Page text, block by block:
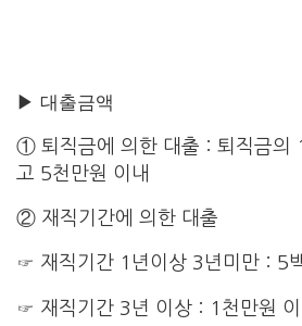
▶ 대출금액
① 퇴직금에 의한 대출 : 퇴직금의
고 5천만원 이내
② 재직기간에 의한 대출
☞ 재직기간 1년이상 3년미만 : 5
☞ 재직기간 3년 이상 : 1천만원 이